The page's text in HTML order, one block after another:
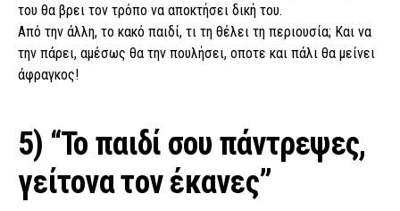
του θα βρει τον τρόπο να αποκτήσει δική του.
Από την άλλη, το κακό παιδί, τι τη θέλει τη περιουσία; Και να
την πάρει, αμέσως θα την πουλήσει, οποτε και πάλι θα μείνει
άφραγκος!
5) “Το παιδί σου πάντρεψες,
γείτονα τον έκανες”